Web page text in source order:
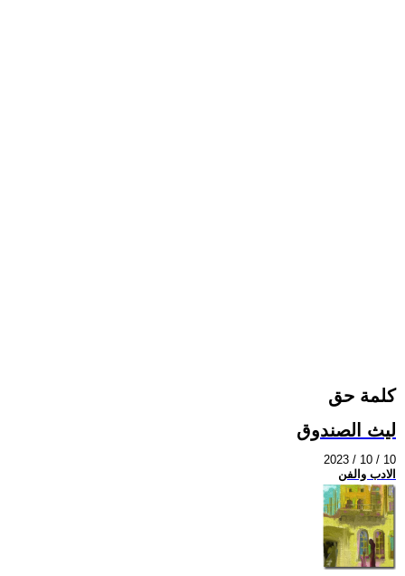
كلمة حق
ليث الصندوق
2023 / 10 / 10
الادب والفن